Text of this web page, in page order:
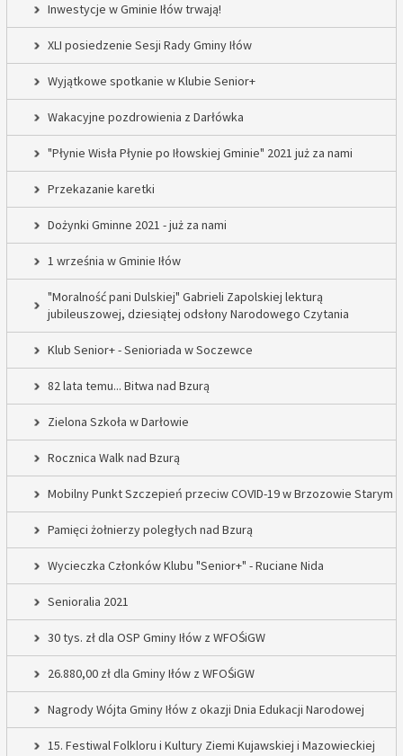
Inwestycje w Gminie Iłów trwają!
XLI posiedzenie Sesji Rady Gminy Iłów
Wyjątkowe spotkanie w Klubie Senior+
Wakacyjne pozdrowienia z Darłówka
"Płynie Wisła Płynie po Iłowskiej Gminie" 2021 już za nami
Przekazanie karetki
Dożynki Gminne 2021 - już za nami
1 września w Gminie Iłów
"Moralność pani Dulskiej" Gabrieli Zapolskiej lekturą
jubileuszowej, dziesiątej odsłony Narodowego Czytania
Klub Senior+ - Senioriada w Soczewce
82 lata temu... Bitwa nad Bzurą
Zielona Szkoła w Darłowie
Rocznica Walk nad Bzurą
Mobilny Punkt Szczepień przeciw COVID-19 w Brzozowie Starym
Pamięci żołnierzy poległych nad Bzurą
Wycieczka Członków Klubu "Senior+" - Ruciane Nida
Senioralia 2021
30 tys. zł dla OSP Gminy Iłów z WFOŚiGW
26.880,00 zł dla Gminy Iłów z WFOŚiGW
Nagrody Wójta Gminy Iłów z okazji Dnia Edukacji Narodowej
15. Festiwal Folkloru i Kultury Ziemi Kujawskiej i Mazowieckiej